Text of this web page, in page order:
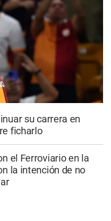
su carrera en
ficharlo
el Ferroviario en la
la intención de no